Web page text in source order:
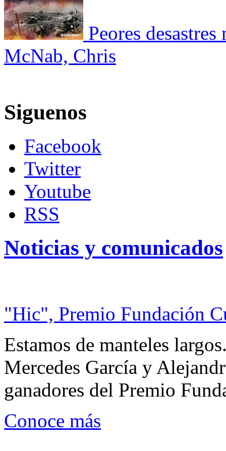
Peores
McNab, Chris
Siguenos
Facebook
Twitter
Youtube
RSS
Noticias y comunicados
"Hic", Premio Fundación
Estamos de manteles
Mercedes García y
ganadores del Premio
Conoce más